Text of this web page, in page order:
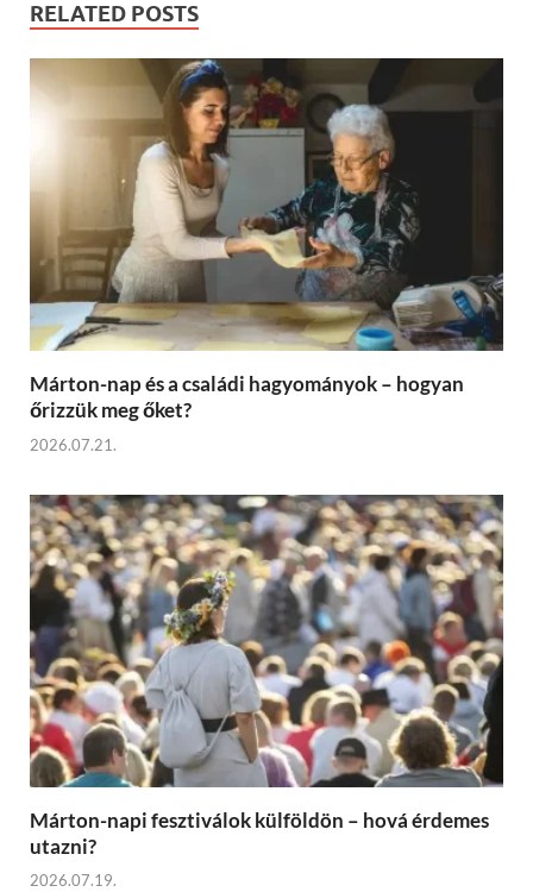
RELATED POSTS
Márton-nap és a családi hagyományok – hogyan
őrizzük meg őket?
2026.07.21.
Márton-napi fesztiválok külföldön – hová érdemes
utazni?
2026.07.19.